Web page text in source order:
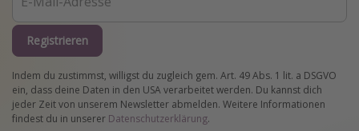
Registrieren
Indem du zustimmst, willigst du zugleich gem. Art. 49 Abs. 1 lit. a DSGVO
ein, dass deine Daten in den USA verarbeitet werden. Du kannst dich
jeder Zeit von unserem Newsletter abmelden. Weitere Informationen
findest du in unserer Datenschutzerklärung.